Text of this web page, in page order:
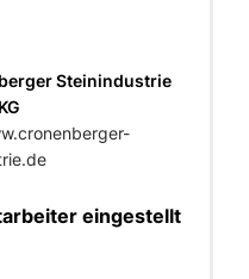
Steinindustrie
eingestellt